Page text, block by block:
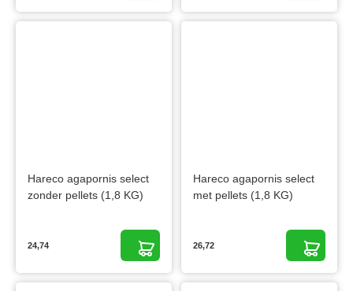
Hareco agapornis select
zonder pellets (1,8 KG)
24,74
Hareco agapornis select
met pellets (1,8 KG)
26,72